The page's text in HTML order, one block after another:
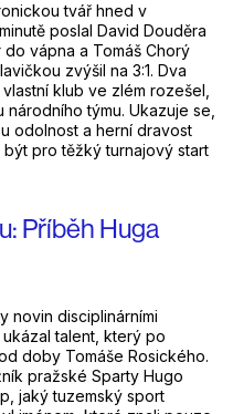
tvář hned v
poslal David Douděra
vápna a Tomáš Chorý
zvýšil na 3:1. Dva
klub ve zlém rozešel,
týmu. Ukazuje se,
odolnost a herní dravost
pro těžký turnajový start
Příběh Huga
novin disciplinárními
talent, který po
doby Tomáše Rosického.
pražské Sparty Hugo
jaký tuzemský sport